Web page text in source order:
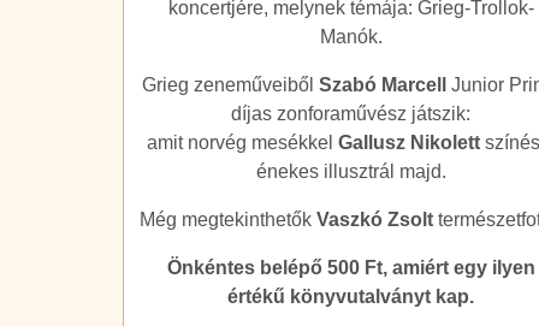
koncertjére, melynek témája: Grieg-Trollok-
Manók.
Grieg zeneműveibőlSzabó Marcell
Junior
díjas zonforaművész játszik:
amit norvég mesékkelGallusz Nikolett
énekes illusztrál majd.
Még megtekinthetőkVaszkó Zsolt
Önkéntes belépő 500 Ft, amiért egy ilyen
értékű könyvutalványt kap.